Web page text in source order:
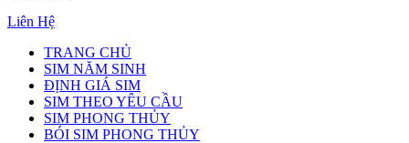
Liên Hệ
TRANG CHỦ
SIM NĂM SINH
ĐỊNH GIÁ SIM
SIM THEO YÊU CẦU
SIM PHONG THỦY
BÓI SIM PHONG THỦY